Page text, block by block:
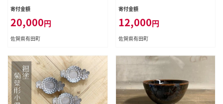
寄付金額
20,000円
佐賀県有田町
d006
寄付金額
12,000円
佐賀県有田町